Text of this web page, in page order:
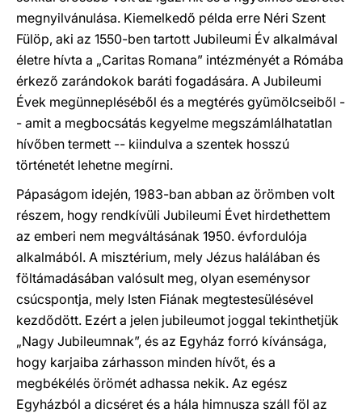
megnyilvánulása. Kiemelkedő példa erre Néri Szent
Fülöp, aki az 1550-ben tartott Jubileumi Év alkalmával
életre hívta a „Caritas Romana” intézményét a Rómába
érkező zarándokok baráti fogadására. A Jubileumi
Évek megünnepléséből és a megtérés gyümölcseiből -
- amit a megbocsátás kegyelme megszámlálhatatlan
hívőben termett -- kiindulva a szentek hosszú
történetét lehetne megírni.
Pápaságom idején, 1983-ban abban az örömben volt
részem, hogy rendkívüli Jubileumi Évet hirdethettem
az emberi nem megváltásának 1950. évfordulója
alkalmából. A misztérium, mely Jézus halálában és
föltámadásában valósult meg, olyan eseménysor
csúcspontja, mely Isten Fiának megtestesülésével
kezdődött. Ezért a jelen jubileumot joggal tekinthetjük
„Nagy Jubileumnak”, és az Egyház forró kívánsága,
hogy karjaiba zárhasson minden hívőt, és a
megbékélés örömét adhassa nekik. Az egész
Egyházból a dicséret és a hála himnusza száll föl az